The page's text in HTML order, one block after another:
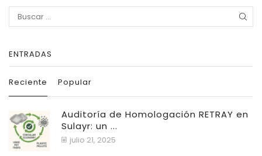
Search
ENTRADAS
Reciente Popular
Auditoría de Homologación RETRAY en
Sulayr: un ...
julio 21, 2025